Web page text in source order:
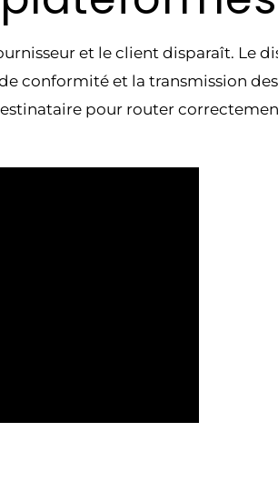
et le client disparaît. Le
conformité et la transmission
pour router